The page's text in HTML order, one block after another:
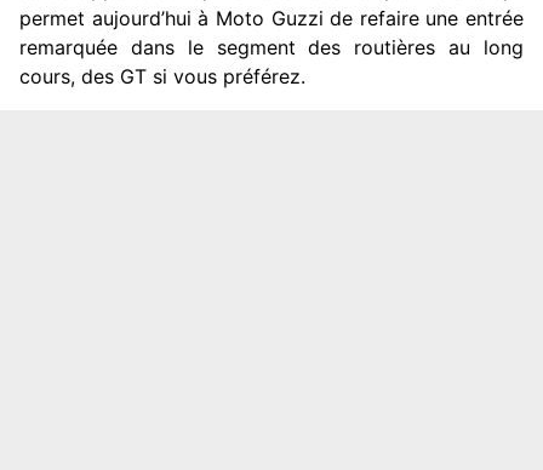
permet aujourd’hui à Moto Guzzi de refaire une entrée
remarquée dans le segment des routières au long
cours, des GT si vous préférez.